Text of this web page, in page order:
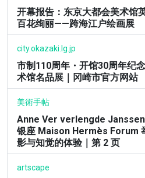
开幕报告：东京大都会美术馆
百花绚丽——跨海江户绘画展
city.okazaki.lg.jp
市制110周年・开馆30周年纪
术馆名品展｜冈崎市官方网站
美術手帖
Anne Ver verlengde
银座 Maison Hermès Forum
影与知觉的体验｜第 2 页
artscape